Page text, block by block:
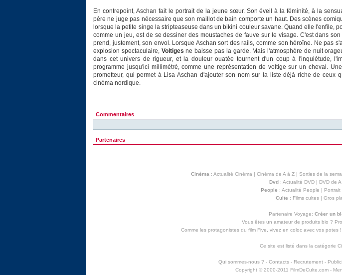
En contrepoint, Aschan fait le portrait de la jeune sœur. Son éveil à la féminité, à la
père ne juge pas nécessaire que son maillot de bain comporte un haut. Des scènes
lorsque la petite singe la stripteaseuse dans un bikini couleur savane. Quand elle l'enfile,
comme un jeu, est de se dessiner des moustaches de fauve sur le visage. C'est dans
prend, justement, son envol. Lorsque Aschan sort des rails, comme son héroïne. Ne pas
explosion spectaculaire, Voltiges ne baisse pas la garde. Mais l'atmosphère de nuit
dans cet univers de rigueur, et la douleur ouatée tournent d'un coup à l'inquiétude,
programme jusqu'ici millimétré, comme une représentation de voltige sur un cheval.
prometteur, qui permet à Lisa Aschan d'ajouter son nom sur la liste déjà riche de ceux
cinéma nordique.
Commentaires
Partenaires
Cinéma : Actualité Cinéma | Cinéma de A à Z| Sorties de la
Dvd: Actualité DVD| DVD de
People : Actualité People | Portrait
Culte : Films cultes | Gros
Partenaire Voyage: Créer un
Vous êtes un amateur de produits bio ?
Comme les protagonistes du film Five, vivez en coloc avec vos potes
Ce site est listé dans la catégorie
Qui sommes-nous ? - Contacts - Recrutement -
Copyright © 2000-2011 FilmDeCulte.com -